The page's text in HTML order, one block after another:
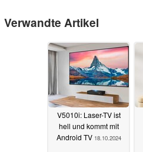
Verwandte Artikel
V5010i: Laser-TV ist
hell und kommt mit
Android TV 18.10.2024